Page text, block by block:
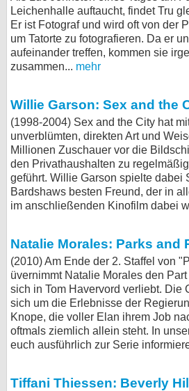
Leichenhalle auftaucht, findet Tru
Er ist Fotograf und wird oft von der
um Tatorte zu fotografieren. Da er
aufeinander treffen, kommen sie
zusammen... mehr
Willie Garson: Sex and the
(1998-2004) Sex and the City hat
unverblümten, direkten Art und
Millionen Zuschauer vor die
den Privathaushalten zu
geführt. Willie Garson spielte dabei
Bardshaws besten Freund, der in
im anschließenden Kinofilm dabei
Natalie Morales: Parks and
(2010) Am Ende der 2. Staffel von
üvernimmt Natalie Morales den
sich in Tom Havervord verliebt. Die
sich um die Erlebnisse der
Knope, die voller Elan ihrem Job
oftmals ziemlich allein steht. In
euch ausführlich zur Serie
Tiffani Thiessen: Beverly